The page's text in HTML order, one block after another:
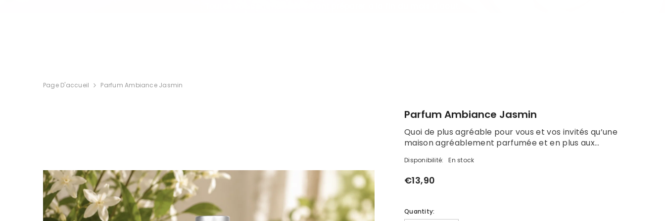
Page D'accueil Parfum Ambiance Jasmin
Parfum Ambiance Jasmin
Quoi de plus agréable pour vous et vos invités qu’une
maison agréablement parfumée et en plus aux...
Disponibilité: En stock
€13,90
Quantity: